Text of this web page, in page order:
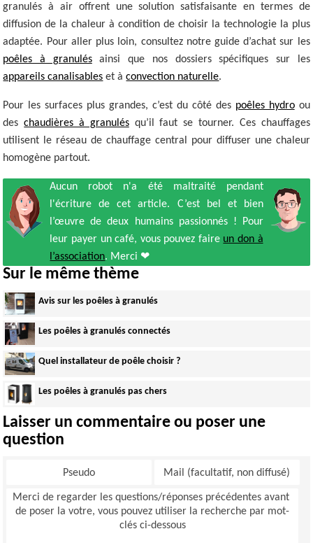
granulés à air offrent une solution satisfaisante en termes de
diffusion de la chaleur à condition de choisir la technologie la plus
adaptée. Pour aller plus loin, consultez notre guide d’achat sur les
poêles à granulésainsi que nos dossiers spécifiques sur les
appareils canalisables et àconvection naturelle.
Pour les surfaces plus grandes, c’est du côté des poêles hydroou
deschaudières à granulésqu’il faut se tourner. Ces chauffages
utilisent le réseau de chauffage central pour diffuser une chaleur
homogène partout.
Aucun robot n'a été maltraité pendant
l'écriture de cet article. C’est bel et bien
l’œuvre de deux humains passionnés ! Pour
leur payer un café, vous pouvez faire un don à
l’association. Merci ❤
Sur le même thème
Avis sur les poêles à granulés
Les poêles à granulés connectés
Quel installateur de poêle choisir ?
Les poêles à granulés pas chers
Laisser un commentaire ou poser une
question